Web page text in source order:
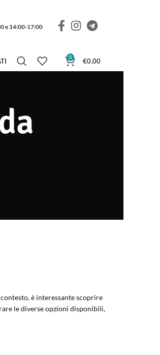
e 14:00-17:00
0 €0.00
è interessante scoprire
le diverse opzioni disponibili,